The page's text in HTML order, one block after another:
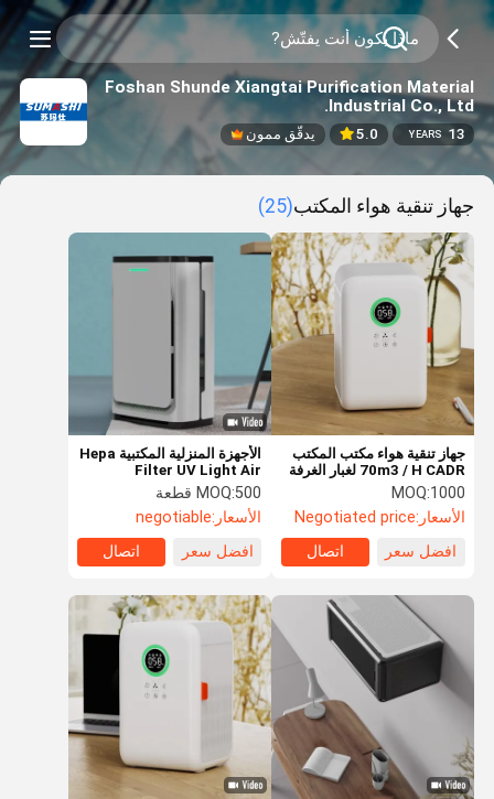
Foshan Shunde Xiangtai Purification Material
Industrial Co., Ltd.
13
YEARS
5.0 يدقّق ممون
جهاز تنقية هواء المكتب(25)
الأجهزة المنزلية المكتبية Hepa
Filter UV Light Air
Purifier 206 CFM
MOQ:500 قطعة
الأسعار:negotiable
افضل سعر
اتصال
جهاز تنقية هواء مكتب المكتب
70m3 / H CADR لغبار الغرفة
10m2
MOQ:1000
الأسعار:Negotiated price
افضل سعر
اتصال